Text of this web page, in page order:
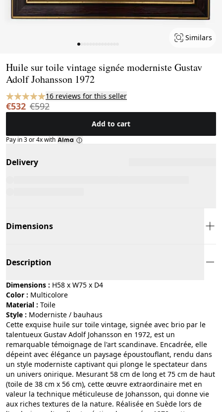
Similars
Huile sur toile vintage signée moderniste Gustav
Adolf Johansson 1972
16 reviews for this seller
€532 €592
Add to cart
Pay in 3 or 4x with
Delivery
Dimensions
Description
Dimensions : H58 x W75 x D4
Color :
multicolore
Material :
toile
Style :
moderniste / bauhaus
Cette exquise huile sur toile vintage, signée avec brio par le
talentueux Gustav Adolf Johansson en 1972, est un
remarquable témoignage de l'art scandinave. Encadrée, elle
dépeint avec élégance un paysage époustouflant, rendu dans
un style moderniste captivant qui plonge le spectateur dans
un univers onirique. Mesurant 58 cm de long et 75 cm de haut
(toile de 38 cm x 56 cm), cette œuvre extraordinaire met en
valeur la technique méticuleuse de Johansson, qui donne vie
aux riches textures de la nature. Réalisée en Suède lors de